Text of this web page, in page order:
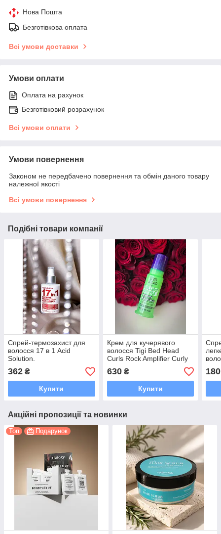
Нова Пошта
Безготівкова оплата
Всі умови доставки
Умови оплати
Оплата на рахунок
Безготівковий розрахунок
Всі умови оплати
Умови повернення
Законом не передбачено повернення та обмін даного товару
належної якості
Всі умови повернення
Подібні товари компанії
Спрей-термозахист для
волосся 17 в 1 Acid
Solution.
362 ₴
Купити
Крем для кучерявого
волосся Tigi Bed Head
Curls Rock Amplifier Curly
Hair Cream 113 мл
630₴
Купити
180
Акційні пропозиції та новинки
Топ Подарунок